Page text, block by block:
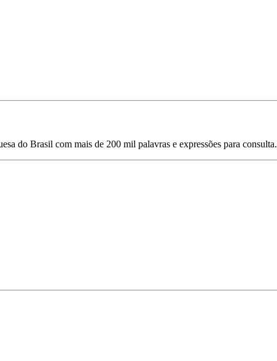
do Brasil com mais de 200 mil palavras e expressões para consulta.